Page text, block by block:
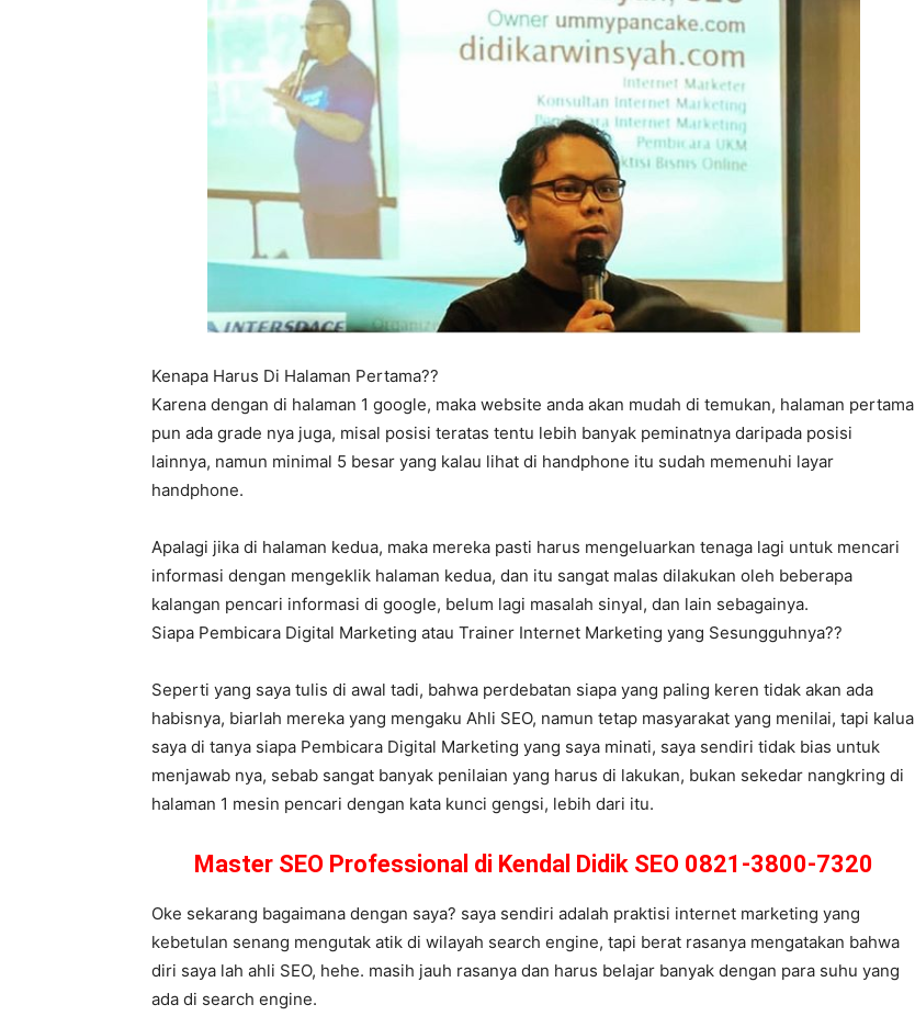
Kenapa Harus Di Halaman Pertama??
Karena dengan di halaman 1 google, maka website anda akan mudah di temukan, halaman pertama
pun ada grade nya juga, misal posisi teratas tentu lebih banyak peminatnya daripada posisi
lainnya, namun minimal 5 besar yang kalau lihat di handphone itu sudah memenuhi layar
handphone.
Apalagi jika di halaman kedua, maka mereka pasti harus mengeluarkan tenaga lagi untuk mencari
informasi dengan mengeklik halaman kedua, dan itu sangat malas dilakukan oleh beberapa
kalangan pencari informasi di google, belum lagi masalah sinyal, dan lain sebagainya.
Siapa Pembicara Digital Marketing atau Trainer Internet Marketing yang Sesungguhnya??
Seperti yang saya tulis di awal tadi, bahwa perdebatan siapa yang paling keren tidak akan ada
habisnya, biarlah mereka yang mengaku Ahli SEO, namun tetap masyarakat yang menilai, tapi kalua
saya di tanya siapa Pembicara Digital Marketing yang saya minati, saya sendiri tidak bias untuk
menjawab nya, sebab sangat banyak penilaian yang harus di lakukan, bukan sekedar nangkring di
halaman 1 mesin pencari dengan kata kunci gengsi, lebih dari itu.
Master SEO Professional di Kendal Didik SEO 0821-3800-7320
Oke sekarang bagaimana dengan saya? saya sendiri adalah praktisi internet marketing yang
kebetulan senang mengutak atik di wilayah search engine, tapi berat rasanya mengatakan bahwa
diri saya lah ahli SEO, hehe. masih jauh rasanya dan harus belajar banyak dengan para suhu yang
ada di search engine.